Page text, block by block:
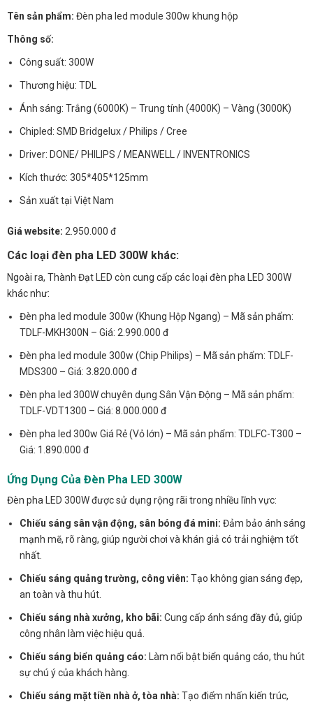
Tên sản phẩm: Đèn pha led module 300w khung hộp
Thông số:
Công suất: 300W
Thương hiệu: TDL
Ánh sáng: Trắng (6000K) – Trung tính (4000K) – Vàng (3000K)
Chipled: SMD Bridgelux / Philips / Cree
Driver: DONE/ PHILIPS / MEANWELL / INVENTRONICS
Kích thước: 305*405*125mm
Sản xuất tại Việt Nam
Giá website: 2.950.000 đ
Các loại đèn pha LED 300W khác:
Ngoài ra, Thành Đạt LED còn cung cấp các loại đèn pha LED 300W
khác như:
Đèn pha led module 300w (Khung Hộp Ngang) – Mã sản phẩm:
TDLF-MKH300N – Giá: 2.990.000 đ
Đèn pha led module 300w (Chip Philips) – Mã sản phẩm: TDLF-
MDS300 – Giá: 3.820.000 đ
Đèn pha led 300W chuyên dụng Sân Vận Động – Mã sản phẩm:
TDLF-VDT1300 – Giá: 8.000.000 đ
Đèn pha led 300w Giá Rẻ (Vỏ lớn) – Mã sản phẩm: TDLFC-T300 –
Giá: 1.890.000 đ
Ứng Dụng Của Đèn Pha LED 300W
Đèn pha LED 300W được sử dụng rộng rãi trong nhiều lĩnh vực:
Chiếu sáng sân vận động, sân bóng đá mini: Đảm bảo ánh sáng
mạnh mẽ, rõ ràng, giúp người chơi và khán giả có trải nghiệm tốt
nhất.
Chiếu sáng quảng trường, công viên: Tạo không gian sáng đẹp,
an toàn và thu hút.
Chiếu sáng nhà xưởng, kho bãi: Cung cấp ánh sáng đầy đủ, giúp
công nhân làm việc hiệu quả.
Chiếu sáng biển quảng cáo: Làm nổi bật biển quảng cáo, thu hút
sự chú ý của khách hàng.
Chiếu sáng mặt tiền nhà ở, tòa nhà: Tạo điểm nhấn kiến trúc,